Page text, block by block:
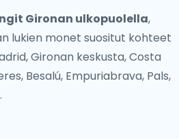
Gironan ulkopuolella,
lukien monet suositut kohteet
Gironan keskusta, Costa
Besalú, Empuriabrava, Pals,